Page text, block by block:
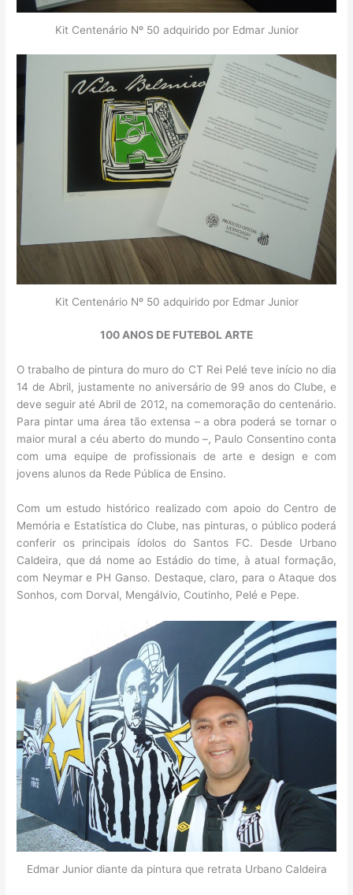
Kit Centenário Nº 50 adquirido por Edmar Junior
Kit Centenário Nº 50 adquirido por Edmar Junior
100 ANOS DE FUTEBOL ARTE
O trabalho de pintura do muro do CT Rei Pelé teve início no dia
14 de Abril, justamente no aniversário de 99 anos do Clube, e
deve seguir até Abril de 2012, na comemoração do centenário.
Para pintar uma área tão extensa – a obra poderá se tornar o
maior mural a céu aberto do mundo –, Paulo Consentino conta
com uma equipe de profissionais de arte e design e com
jovens alunos da Rede Pública de Ensino.
Com um estudo histórico realizado com apoio do Centro de
Memória e Estatística do Clube, nas pinturas, o público poderá
conferir os principais ídolos do Santos FC. Desde Urbano
Caldeira, que dá nome ao Estádio do time, à atual formação,
com Neymar e PH Ganso. Destaque, claro, para o Ataque dos
Sonhos, com Dorval, Mengálvio, Coutinho, Pelé e Pepe.
Edmar Junior diante da pintura que retrata Urbano Caldeira